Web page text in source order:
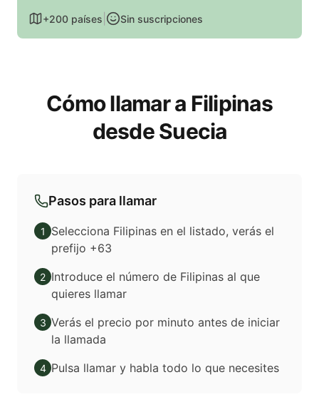
+200 países Sin suscripciones
Cómo llamar a Filipinas
desde Suecia
Pasos para llamar
1
Selecciona Filipinas en el listado, verás el
prefijo +63
2 Introduce el número de Filipinas al que
quieres llamar
3 Verás el precio por minuto antes de iniciar
la llamada
4 Pulsa llamar y habla todo lo que necesites